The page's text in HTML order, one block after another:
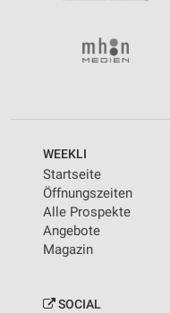
WEEKLI
Startseite
Öffnungszeiten
Alle Prospekte
Angebote
Magazin
SOCIAL